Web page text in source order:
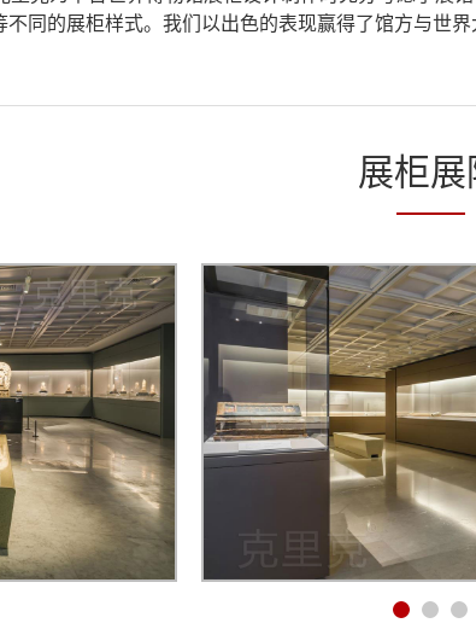
同的展柜样式。我们以出色的表现赢得了馆方与世界
展柜展